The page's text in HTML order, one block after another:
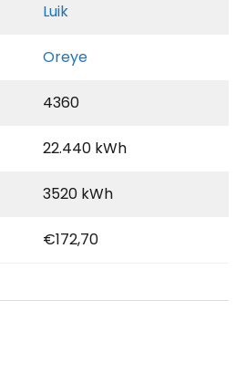
Luik
Oreye
4360
22.440 kWh
3520 kWh
€172,70